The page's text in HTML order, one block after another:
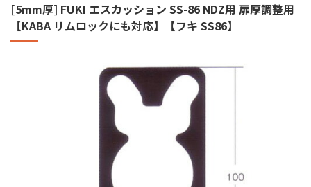
[5mm厚] FUKI エスカッション SS-86 NDZ用 扉厚調整用
【KABA リムロックにも対応】【フキ SS86】